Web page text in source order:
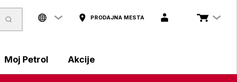
PRODAJNA MESTA
Moj Petrol Akcije